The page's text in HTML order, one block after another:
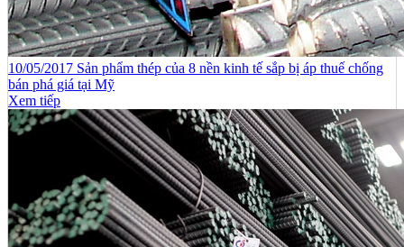
10/05/2017 Sản phẩm thép của 8 nền kinh tế sắp bị áp thuế chống
bán phá giá tại Mỹ
Xem tiếp